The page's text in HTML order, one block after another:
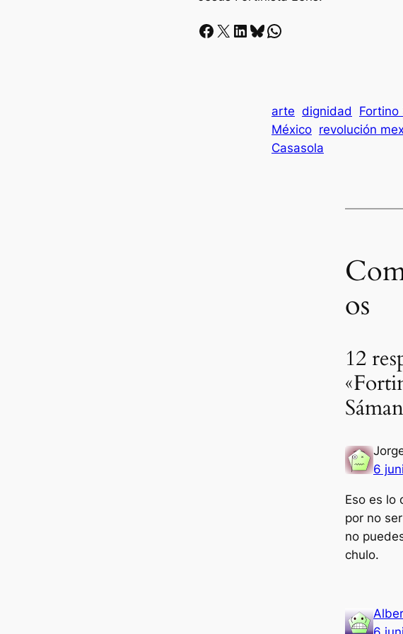
Facebook X LinkedIn Bluesky Whatsapp
arte dignidad Fortino
México revolución
Casasola
os
12
6
Eso es lo
por no
no
chulo.